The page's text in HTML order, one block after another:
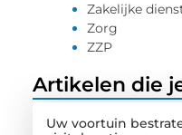
Zakelijke
Zorg
ZZP
Artikelen die
Uw voortuin